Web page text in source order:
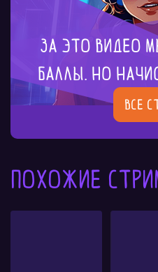
За это видео
баллы. Но
Все
Похожие